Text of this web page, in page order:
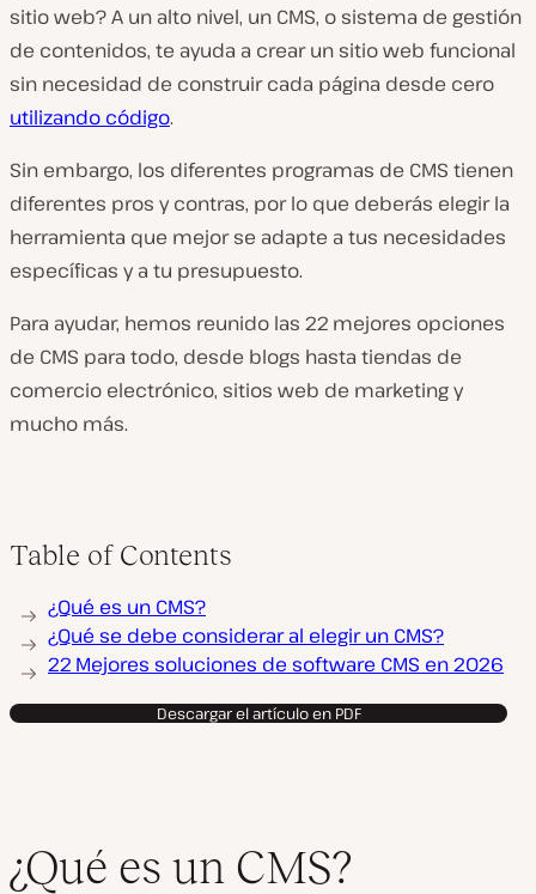
sitio web? A un alto nivel, un CMS, o sistema de gestión
de contenidos, te ayuda a crear un sitio web funcional
sin necesidad de construir cada página desde cero
utilizando código.
Sin embargo, los diferentes programas de CMS tienen
diferentes pros y contras, por lo que deberás elegir la
herramienta que mejor se adapte a tus necesidades
específicas y a tu presupuesto.
Para ayudar, hemos reunido las 22 mejores opciones
de CMS para todo, desde blogs hasta tiendas de
comercio electrónico, sitios web de marketing y
mucho más.
Table of Contents
¿Qué es un CMS?
¿Qué se debe considerar al elegir un CMS?
22 Mejores soluciones de software CMS en 2026
Descargar el artículo en PDF
¿Qué es un CMS?